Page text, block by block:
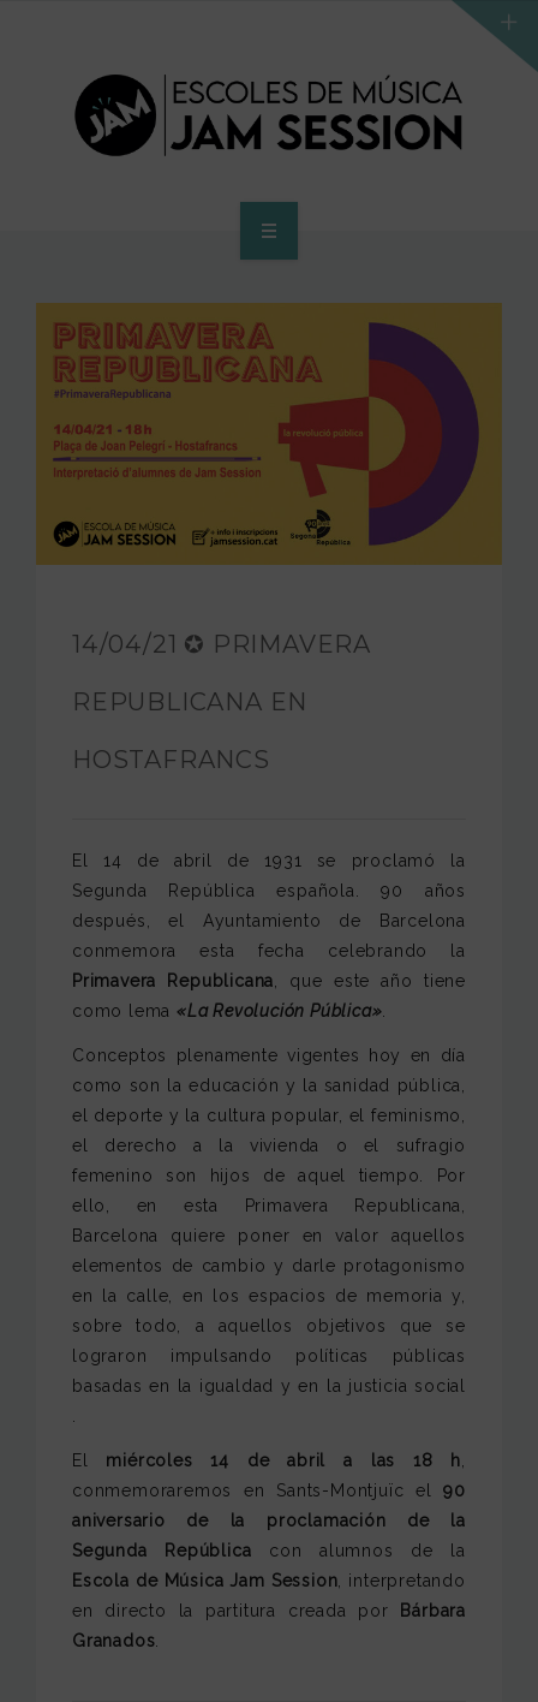
ESCUELA
PROGRAMA DE ACCESO AL SUPERIOR
CENTRO SUPERIOR
FUNDACIÓN JAM
14/04/21 ✪ PRIMAVERA
REPUBLICANA EN
HOSTAFRANCS
El 14 de abril de 1931 se proclamó la
Segunda República española. 90 años
después, el Ayuntamiento de Barcelona
conmemora esta fecha celebrando la
Primavera Republicana , que este año tiene
como lema«La Revolución Pública»
Conceptos plenamente vigentes hoy en día
como son la educación y la sanidad pública,
el deporte y la cultura popular, el feminismo,
el derecho a la vivienda o el sufragio
femenino son hijos de aquel tiempo. Por
ello, en esta Primavera Republicana,
Barcelona quiere poner en valor aquellos
elementos de cambio y darle protagonismo
en la calle, en los espacios de memoria y,
sobre todo, a aquellos objetivos que se
lograron impulsando políticas públicas
basadas en la igualdad y en la justicia social
El miércoles 14 de abril a las 18 h
conmemoraremos en Sants-Montjuïc el90
aniversario de la proclamación de la
Segunda República con alumnos de la
Escola de Música Jam Session , interpretando
en directo la partitura creada por
Bárbara
Granados